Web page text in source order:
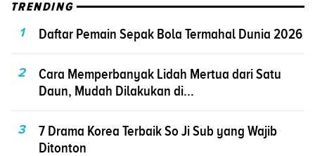
TRENDING
1
Daftar Pemain Sepak Bola Termahal Dunia 2026
2
Cara Memperbanyak Lidah Mertua dari Satu
Daun, Mudah Dilakukan di...
3
7 Drama Korea Terbaik So Ji Sub yang Wajib
Ditonton